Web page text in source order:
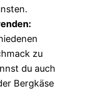
zu
du auch
Bergkäse